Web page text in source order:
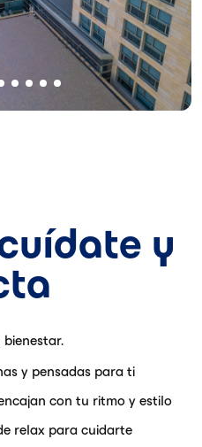
y
y pensadas para ti
con tu ritmo y estilo
relax para cuidarte